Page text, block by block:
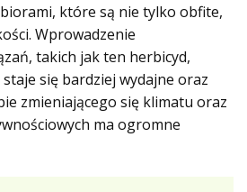
które są nie tylko obfite,
Wprowadzenie
takich jak ten herbicyd,
się bardziej wydajne oraz
zmieniającego się klimatu oraz
ma ogromne